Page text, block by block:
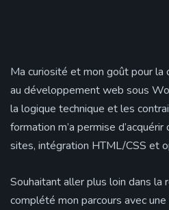
Ma curiosité et mon goût pour la
au développement web sous
la logique technique et les
formation m’a permise
sites, intégration HTML/CSS et
Souhaitant aller plus loin dans la
complété mon parcours avec une